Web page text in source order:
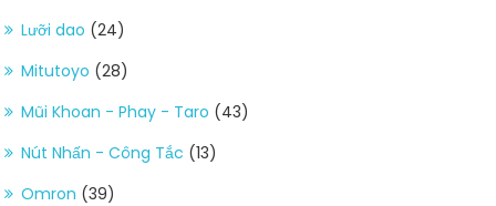
Lưỡi dao (24)
Mitutoyo (28)
Mũi Khoan - Phay - Taro (43)
Nút Nhấn - Công Tắc (13)
Omron (39)